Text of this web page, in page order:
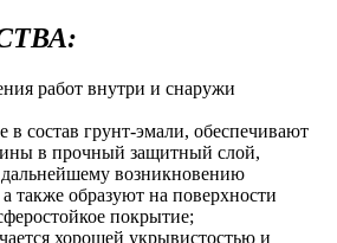
работ внутри и снаружи
состав грунт-эмали, обеспечивают
в прочный защитный слой,
дальнейшему возникновению
также образуют на поверхности
покрытие;
хорошей укрывистостью и